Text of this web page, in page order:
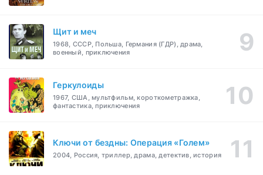
Щит и меч
1968, СССР, Польша, Германия (ГДР), драма,
военный, приключения
Геркулоиды
1967, США, мультфильм, короткометражка,
фантастика, приключения
Ключи от бездны: Операция «Голем»
2004, Россия, триллер, драма, детектив, история